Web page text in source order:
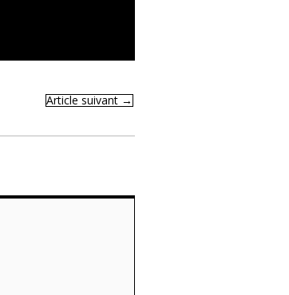
Article suivant→